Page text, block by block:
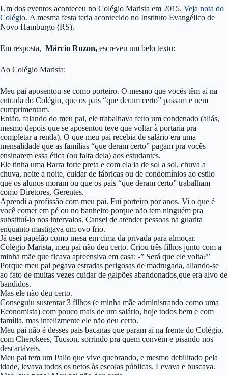
Um dos eventos aconteceu no Colégio Marista em 2015. Veja nota do
Colégio. A mesma festa teria acontecido no Instituto Evangélico de
Novo Hamburgo (RS).
Em resposta, Márcio Ruzon, escreveu um belo texto:
Ao Colégio Marista:
Meu pai aposentou-se como porteiro. O mesmo que vocês têm aí na
entrada do Colégio, que os pais “que deram certo” passam e nem
cumprimentam.
Então, falando do meu pai, ele trabalhava feito um condenado (aliás,
mesmo depois que se aposentou teve que voltar à portaria pra
completar a renda). O que meu pai recebia de salário era uma
mensalidade que as famílias “que deram certo” pagam pra vocês
ensinarem essa ética (ou falta dela) aos estudantes.
Ele tinha uma Barra forte preta e com ela ia de sol a sol, chuva a
chuva, noite a noite, cuidar de fábricas ou de condomínios ao estilo
que os alunos moram ou que os pais “que deram certo” trabalham
como Diretores, Gerentes.
Aprendi a profissão com meu pai. Fui porteiro por anos. Vi o que é
você comer em pé ou no banheiro porque não tem ninguém pra
substituí-lo nos intervalos. Cansei de atender pessoas na guarita
enquanto mastigava um ovo frio.
Já usei papelão como mesa em cima da privada para almoçar.
Colégio Marista, meu pai não deu certo. Criou três filhos junto com a
minha mãe que ficava apreensiva em casa: -” Será que ele volta?”
Porque meu pai pegava estradas perigosas de madrugada, aliando-se
ao fato de muitas vezes cuidar de galpões abandonados,que era alvo de
bandidos.
Mas ele não deu certo.
Conseguiu sustentar 3 filhos (e minha mãe administrando como uma
Economista) com pouco mais de um salário, hoje todos bem e com
família, mas infelizmente ele não deu certo.
Meu pai não é desses pais bacanas que param aí na frente do Colégio,
com Cherokees, Tucson, sorrindo pra quem convém e pisando nos
descartáveis.
Meu pai tem um Palio que vive quebrando, e mesmo debilitado pela
idade, levava todos os netos às escolas públicas. Levava e buscava.